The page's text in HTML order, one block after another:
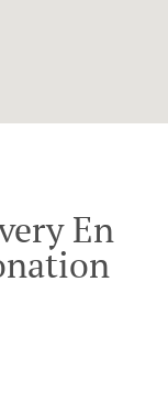
En